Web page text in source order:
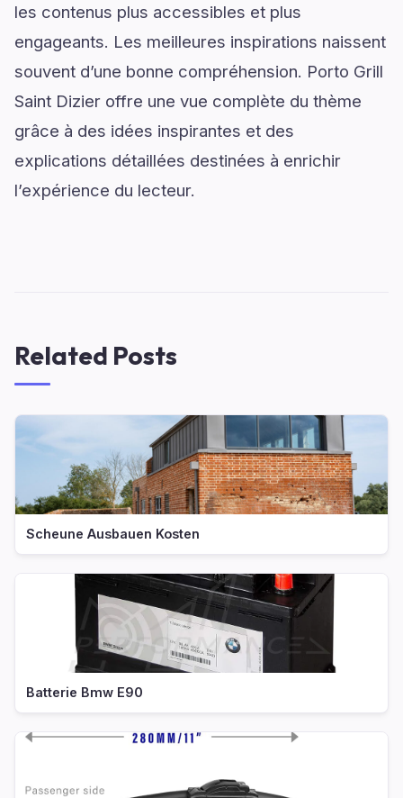
les contenus plus accessibles et plus
engageants. Les meilleures inspirations naissent
souvent d’une bonne compréhension. Porto Grill
Saint Dizier offre une vue complète du thème
grâce à des idées inspirantes et des
explications détaillées destinées à enrichir
l’expérience du lecteur.
Related Posts
Scheune Ausbauen Kosten
Batterie Bmw E90